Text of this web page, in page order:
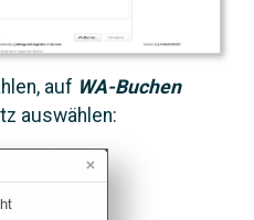
auf WA-Buchen
auswählen: